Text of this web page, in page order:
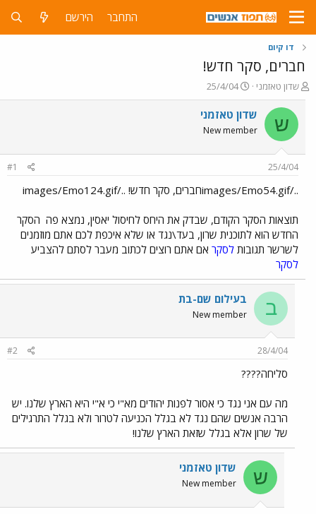
התחבר הירשם
דו קיום
חברים, סקר חדש!
פ
ו
ת
ח
ה
ש
שדון טאזמני
פ
ו
ר
ס
ם
ר
25/4/04
ש שדון טאזמני
New member
25/4/04
#1
../images/Emo54.gifחברים, סקר חדש! ../images/Emo124.gif
תוצאות הסקר הקודם, שבדק את היחס לחיסול יאסין, נמצא פה הסקר
החדש הוא לתוכנית שרון, בעד\נגד או שלא איכפת לכם אתם מוזמנים
לשרשר תגובות לסקר אם אתם רוצים לכתוב מעבר לסתם להצביע
לסקר
ב בעילום שם-בת
New member
28/4/04
#2
סליחה????
מה עם אני נגד כי אסור לפנות יהודים מא"י כי א"י היא הארץ שלנו. יש
הרבה אנשים שהם נגד לא בגלל הכניעה לטרור ולא בגלל התרגילים
של שרון אלא בגלל שזאת הארץ שלנו!
ש שדון טאזמני
New member